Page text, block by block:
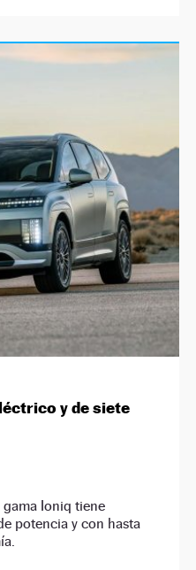
y de siete
Ioniq tiene
potencia y con hasta